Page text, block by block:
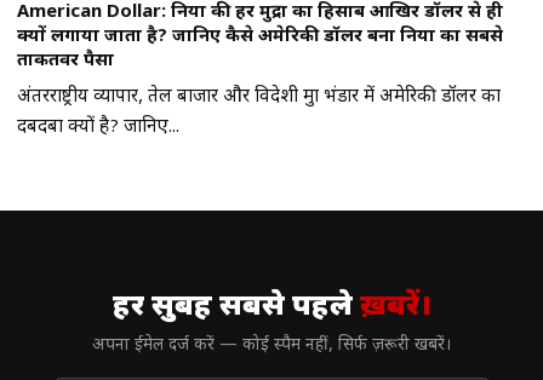
American Dollar: दुनिया की हर मुद्रा का हिसाब आखिर डॉलर से ही
क्यों लगाया जाता है? जानिए कैसे अमेरिकी डॉलर बना दुनिया का सबसे
ताकतवर पैसा
अंतरराष्ट्रीय व्यापार, तेल बाजार और विदेशी मुद्रा भंडार में अमेरिकी डॉलर का
दबदबा क्यों है? जानिए...
हर सुबह सबसे पहलेख़बरें।
अपना ईमेल दर्ज करें — कोई स्पैम नहीं, सिर्फ ज़रूरी खबरें।